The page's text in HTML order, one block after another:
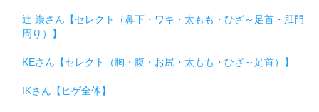
辻 崇さん【セレクト（鼻下・ワキ・太もも・ひざ～足首・肛門
周り）】
KEさん【セレクト（胸・腹・お尻・太もも・ひざ～足首）】
IKさん【ヒゲ全体】